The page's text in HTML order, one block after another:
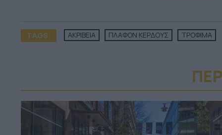
TAGS: ΑΚΡΙΒΕΙΑ ΠΛΑΦΟΝ ΚΕΡΔΟΥΣ ΤΡΟΦΙΜΑ